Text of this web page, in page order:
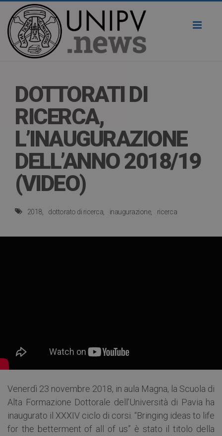
DOTTORATI DI
RICERCA,
L’INAUGURAZIONE
DELL’ANNO 2018/19
(VIDEO)
2018 dottorato di ricerca inaugurazione ricerca
Venerdì 23 novembre 2018, in aula Magna, la Scuola di
Alta Formazione Dottorale dell’Università di Pavia ha
inaugurato il XXXIV ciclo di corsi. “Bringing ideas to life
for the betterment of all of us” è stato il titolo della